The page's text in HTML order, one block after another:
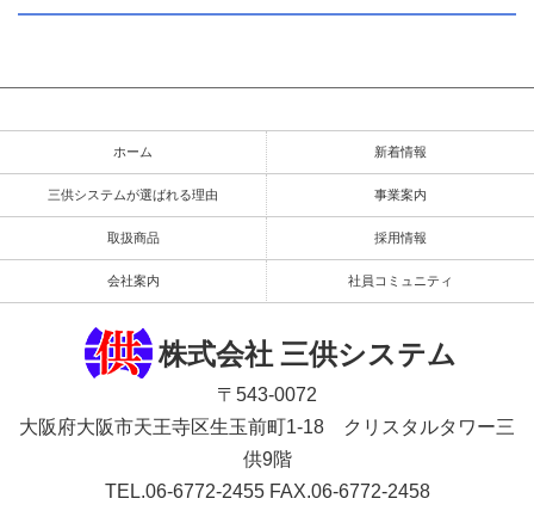
ホーム 新着情報
三供システムが選ばれる理由 事業案内
取扱商品 採用情報
会社案内 社員コミュニティ
株式会社 三供システム
〒543-0072
大阪府大阪市天王寺区生玉前町1-18 クリスタルタワー三
供9階
TEL.06-6772-2455FAX.06-6772-2458